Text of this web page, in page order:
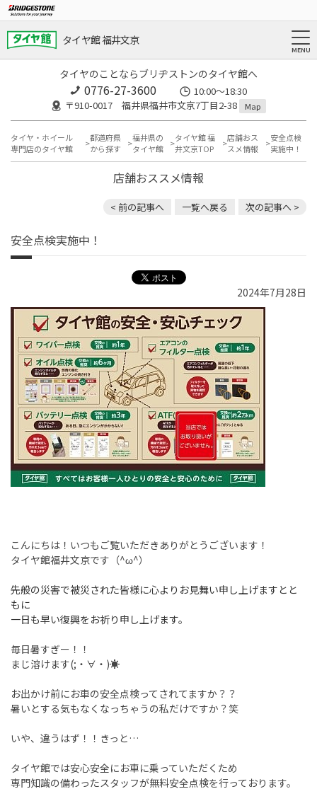
タイヤ館 福井文京
タイヤのことならブリヂストンのタイヤ館へ
0776-27-3600
10:00～18:30
〒910-0017 福井県福井市文京7丁目2-38
Map
タイヤ・ホイール
専門店のタイヤ館
都道府県
から探す
福井県の
タイヤ館
タイヤ館 福
井文京TOP
店舗おス
スメ情報
安全点検
実施中！
店舗おススメ情報
< 前の記事へ 一覧へ戻る 次の記事へ >
安全点検実施中！
2024年7月28日
こんにちは！いつもご覧いただきありがとうございます！
タイヤ館福井文京です（^ω^）
先般の災害で被災された皆様に心よりお見舞い申し上げますとと
もに
一日も早い復興をお祈り申し上げます。
毎日暑すぎー！！
まじ溶けます(;・∀・)☀
お出かけ前にお車の安全点検ってされてますか？？
暑いとする気もなくなっちゃうの私だけですか？笑
いや、違うはず！！きっと…
タイヤ館では安心安全にお車に乗っていただくため
専門知識の備わったスタッフが無料安全点検を行っております。